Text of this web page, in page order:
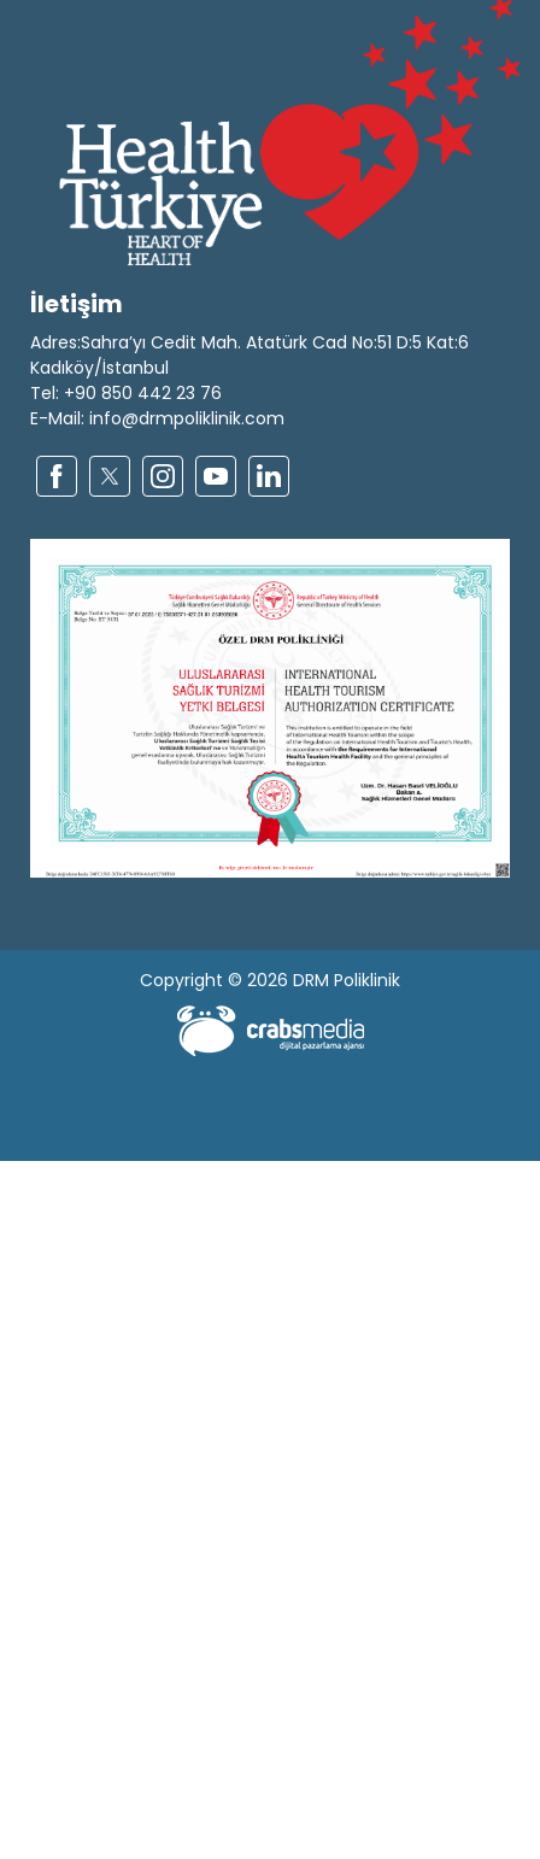
İletişim
Adres:Sahra’yı Cedit Mah. Atatürk Cad No:51 D:5 Kat:6
Kadıköy/İstanbul
Tel: +90 850 442 23 76
E-Mail: info@drmpoliklinik.com
Copyright © 2026 DRM Poliklinik